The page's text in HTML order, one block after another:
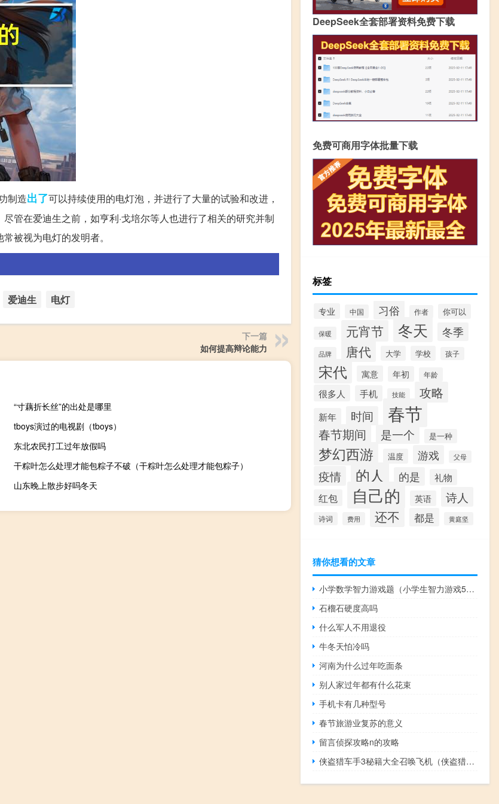
制造出了可以持续使用的电灯泡，并进行了大量的试验和改进，
管在爱迪生之前，如亨利·戈培尔等人也进行了相关的研究并制
被视为电灯的发明者。
爱迪生 电灯
下一篇
如何提高辩论能力
“寸藕折长丝”的出处是哪里
tboys演过的电视剧（tboys）
东北农民打工过年放假吗
干粽叶怎么处理才能包粽子不破（干粽叶怎么处理才能包粽子）
山东晚上散步好吗冬天
DeepSeek全套部署资料免费下载
免费可商用字体批量下载
标签
专业 中国 习俗 作者 你可以
保暖 元宵节 冬天 冬季
品牌 唐代 大学 学校 孩子
宋代 寓意 年初 年龄
很多人 手机 技能 攻略
新年 时间 春节
春节期间 是一个 是一种
梦幻西游 温度 游戏 父母
疫情 的人 的是 礼物
红包 自己的 英语 诗人
诗词 费用 还不 都是 黄庭坚
猜你想看的文章
小学数学智力游戏题（小学生智力游戏500题）
石榴石硬度高吗
什么军人不用退役
牛冬天怕冷吗
河南为什么过年吃面条
别人家过年都有什么花束
手机卡有几种型号
春节旅游业复苏的意义
留言侦探攻略n的攻略
侠盗猎车手3秘籍大全召唤飞机（侠盗猎车手3秘籍）